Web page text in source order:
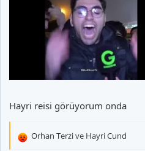
Hayri reisi görüyorum onda
T
Orhan Terzive Hayri Cund